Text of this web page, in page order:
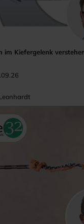
im Kiefergelenk